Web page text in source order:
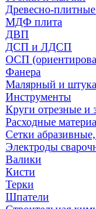
Древесно-
МДФ плита
ДВП
ДСП и ЛДСП
ОСП
Фанера
Малярный и
Инструменты
Круги отрезные и
Расходные
Сетки
Электроды
Валики
Кисти
Терки
Шпатели